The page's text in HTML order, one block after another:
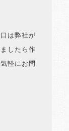
は弊社が
したら作
軽にお問